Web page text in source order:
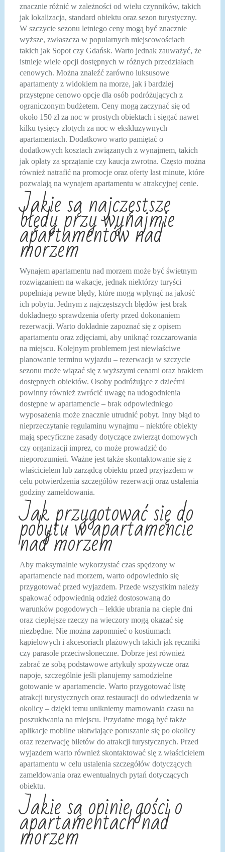
znacznie różnić w zależności od wielu czynników, takich
jak lokalizacja, standard obiektu oraz sezon turystyczny.
W szczycie sezonu letniego ceny mogą być znacznie
wyższe, zwłaszcza w popularnych miejscowościach
takich jak Sopot czy Gdańsk. Warto jednak zauważyć, że
istnieje wiele opcji dostępnych w różnych przedziałach
cenowych. Można znaleźć zarówno luksusowe
apartamenty z widokiem na morze, jak i bardziej
przystępne cenowo opcje dla osób podróżujących z
ograniczonym budżetem. Ceny mogą zaczynać się od
około 150 zł za noc w prostych obiektach i sięgać nawet
kilku tysięcy złotych za noc w ekskluzywnych
apartamentach. Dodatkowo warto pamiętać o
dodatkowych kosztach związanych z wynajmem, takich
jak opłaty za sprzątanie czy kaucja zwrotna. Często można
również natrafić na promocje oraz oferty last minute, które
pozwalają na wynajem apartamentu w atrakcyjnej cenie.
Jakie są najczęstsze
błędy przy wynajmie
apartamentów nad
morzem
Wynajem apartamentu nad morzem może być świetnym
rozwiązaniem na wakacje, jednak niektórzy turyści
popełniają pewne błędy, które mogą wpłynąć na jakość
ich pobytu. Jednym z najczęstszych błędów jest brak
dokładnego sprawdzenia oferty przed dokonaniem
rezerwacji. Warto dokładnie zapoznać się z opisem
apartamentu oraz zdjęciami, aby uniknąć rozczarowania
na miejscu. Kolejnym problemem jest niewłaściwe
planowanie terminu wyjazdu – rezerwacja w szczycie
sezonu może wiązać się z wyższymi cenami oraz brakiem
dostępnych obiektów. Osoby podróżujące z dziećmi
powinny również zwrócić uwagę na udogodnienia
dostępne w apartamencie – brak odpowiedniego
wyposażenia może znacznie utrudnić pobyt. Inny błąd to
nieprzeczytanie regulaminu wynajmu – niektóre obiekty
mają specyficzne zasady dotyczące zwierząt domowych
czy organizacji imprez, co może prowadzić do
nieporozumień. Ważne jest także skontaktowanie się z
właścicielem lub zarządcą obiektu przed przyjazdem w
celu potwierdzenia szczegółów rezerwacji oraz ustalenia
godziny zameldowania.
Jak przygotować się do
pobytu w apartamencie
nad morzem
Aby maksymalnie wykorzystać czas spędzony w
apartamencie nad morzem, warto odpowiednio się
przygotować przed wyjazdem. Przede wszystkim należy
spakować odpowiednią odzież dostosowaną do
warunków pogodowych – lekkie ubrania na ciepłe dni
oraz cieplejsze rzeczy na wieczory mogą okazać się
niezbędne. Nie można zapomnieć o kostiumach
kąpielowych i akcesoriach plażowych takich jak ręczniki
czy parasole przeciwsłoneczne. Dobrze jest również
zabrać ze sobą podstawowe artykuły spożywcze oraz
napoje, szczególnie jeśli planujemy samodzielne
gotowanie w apartamencie. Warto przygotować listę
atrakcji turystycznych oraz restauracji do odwiedzenia w
okolicy – dzięki temu unikniemy marnowania czasu na
poszukiwania na miejscu. Przydatne mogą być także
aplikacje mobilne ułatwiające poruszanie się po okolicy
oraz rezerwację biletów do atrakcji turystycznych. Przed
wyjazdem warto również skontaktować się z właścicielem
apartamentu w celu ustalenia szczegółów dotyczących
zameldowania oraz ewentualnych pytań dotyczących
obiektu.
Jakie są opinie gości o
apartamentach nad
morzem